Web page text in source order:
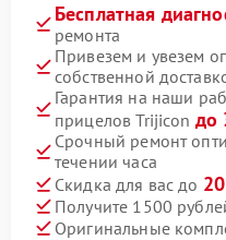
Бесплатная
ремонта
Привезем и увезем
собственной
Гарантия на наши
прицелов Trijicon до
Срочный ремонт
течении часа
Скидка для вас до
Получите 1500
Оригинальные